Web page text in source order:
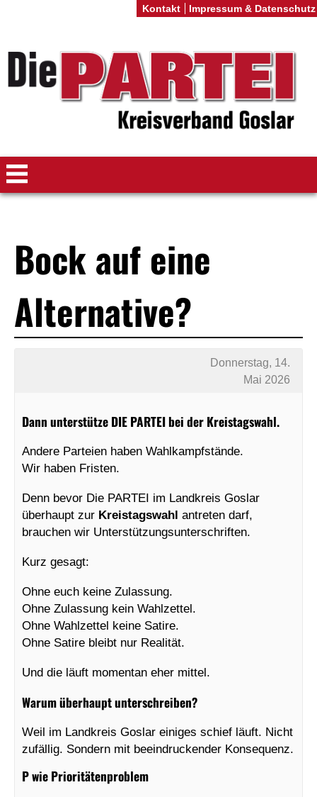
Bock auf eine
Alternative?
Donnerstag, 14.
Mai 2026
Dann unterstütze DIE PARTEI bei der Kreistagswahl.
Andere Parteien haben Wahlkampfstände.
Wir haben Fristen.
Denn bevor Die PARTEI im Landkreis Goslar
überhaupt zur Kreistagswahl antreten darf,
brauchen wir Unterstützungsunterschriften.
Kurz gesagt:
Ohne euch keine Zulassung.
Ohne Zulassung kein Wahlzettel.
Ohne Wahlzettel keine Satire.
Ohne Satire bleibt nur Realität.
Und die läuft momentan eher mittel.
Warum überhaupt unterschreiben?
Weil im Landkreis Goslar einiges schief läuft. Nicht
zufällig. Sondern mit beeindruckender Konsequenz.
P wie Prioritätenproblem
Kontakt Impressum & Datenschutz